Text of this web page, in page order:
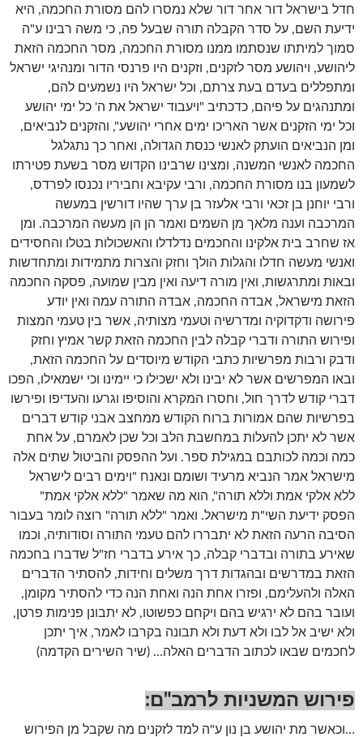
חדל בישראל דור אחר דור שלא נמסרו להם מסורת החכמה, היא
ידיעת השם, על סדר הקבלה תורה שבעל פה, כי משה רבינו ע"ה
סמוך למיתתו שנסתמו ממנו מסורת החכמה, מסר החכמה הזאת
ליהושע, ויהושע מסר לזקנים, וזקנים היו פרנסי הדור ומנהיגי ישראל
ומתפללים בעדם בעת צרתם, וכל ישראל היו נשמעים להם,
ומתנהגים על פיהם, כדכתיב "ויעבוד ישראל את ה' כל ימי יהושע
וכל ימי הזקנים אשר האריכו ימים אחרי יהושע", והזקנים לנביאים,
ומן הנביאים הועתק לאנשי כנסת הגדולה, ואחר כך נתגלגל
החכמה לאנשי המשנה, ומצינו שרבינו הקדוש מסר בשעת פטירתו
לשמעון בנו מסורת החכמה, ורבי עקיבא וחביריו נכנסו לפרדס,
ורבי יוחנן בן זכאי ורבי אלעזר בן ערך שהיו דורשין במעשה
המרכבה וענה מלאך מן השמים ואמר הן הן מעשה המרכבה. ומן
אז שחרב בית אלקינו והחכמים נדלדלו והאשכולות בטלו והחסידים
ואנשי מעשה חדלו והגלות הולך וחזק והצרות מתמידות ומתחדשות
ובאות ומתרגשות, ואין מורה דיעה ואין מבין שמועה, פסקה החכמה
הזאת מישראל, אבדה החכמה, אבדה התורה עמה ואין יודע
פירושה ודקדוקיה ומדרשיה וטעמי מצותיה, אשר בין טעמי המצות
ופירוש התורה ודברי קבלה לבין החכמה הזאת קשר אמיץ וחזק
ודבק ורבות מפרשיות כתבי הקודש מיוסדים על החכמה הזאת,
ובאו המפרשים אשר לא יבינו ולא ישכילו כי יימינו וכי ישמאילו, הפכו
דברי קודש לדרך חול, וחסרו המקרא והוסיפו וגרעו והעדיפו ופירשו
בפרשיות שהם אמורות ברוח הקודש ממחצב אבני קודש דברים
אשר לא יתכן להעלות במחשבת הלב וכל שכן לאמרם, על אחת
כמה וכמה לכותבם במגילת ספר. ועל ההפסק והביטול שתים אלה
מישראל אמר הנביא מרעיד ושומם ונאנח "וימים רבים לישראל
ללא אלקי אמת וללא תורה", הוא מה שאמר "ללא אלקי אמת"
הפסק ידיעת השי"ת מישראל. ואמר "ללא תורה" רוצה לומר בעבור
הסיבה הרעה הזאת לא יתבררו להם טעמי התורה וסודותיה, וכמו
שאירע בתורה ובדברי קבלה, כך אירע בדברי חז"ל שדברו בחכמה
הזאת במדרשים ובהגדות דרך משלים וחידות, להסתיר הדברים
האלה ולהעלימם, ופזרו אחת הנה ואחת הנה כדי להסתיר מקומן,
ועובר בהם לא ירגיש בהם ויקחם כפשוטו, לא יתבונן פנימות פרטן,
ולא ישיב אל לבו ולא דעת ולא תבונה בקרבו לאמר, איך יתכן
לחכמים שבאו לכתוב הדברים האלה… (שיר השירים הקדמה)
פירוש המשניות לרמב"ם:
…וכאשר מת יהושע בן נון ע"ה למד לזקנים מה שקבל מן הפירוש